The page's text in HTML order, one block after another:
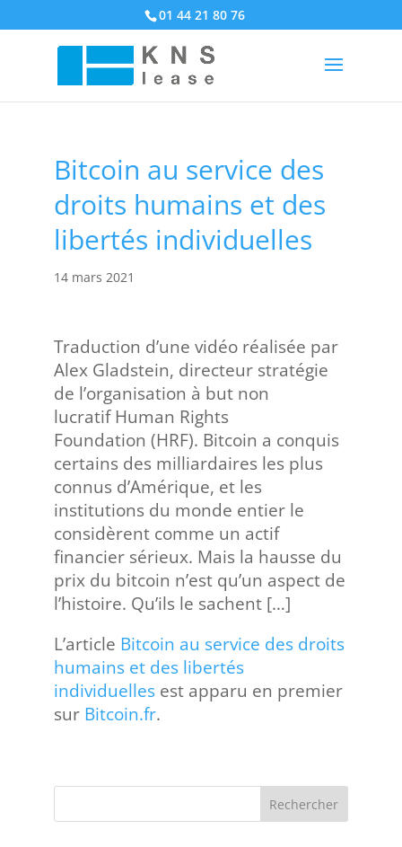
01 44 21 80 76
Bitcoin au service des
droits humains et des
libertés individuelles
14 mars 2021
Traduction d’une vidéo réalisée par
Alex Gladstein, directeur stratégie
de l’organisation à but non
lucratif Human Rights
Foundation (HRF). Bitcoin a conquis
certains des milliardaires les plus
connus d’Amérique, et les
institutions du monde entier le
considèrent comme un actif
financier sérieux. Mais la hausse du
prix du bitcoin n’est qu’un aspect de
l’histoire. Qu’ils le sachent […]
L’article Bitcoin au service des droits
humains et des libertés
individuellesest apparu en premier
sur Bitcoin.fr.